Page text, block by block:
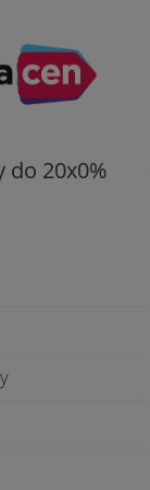
do 20x0%